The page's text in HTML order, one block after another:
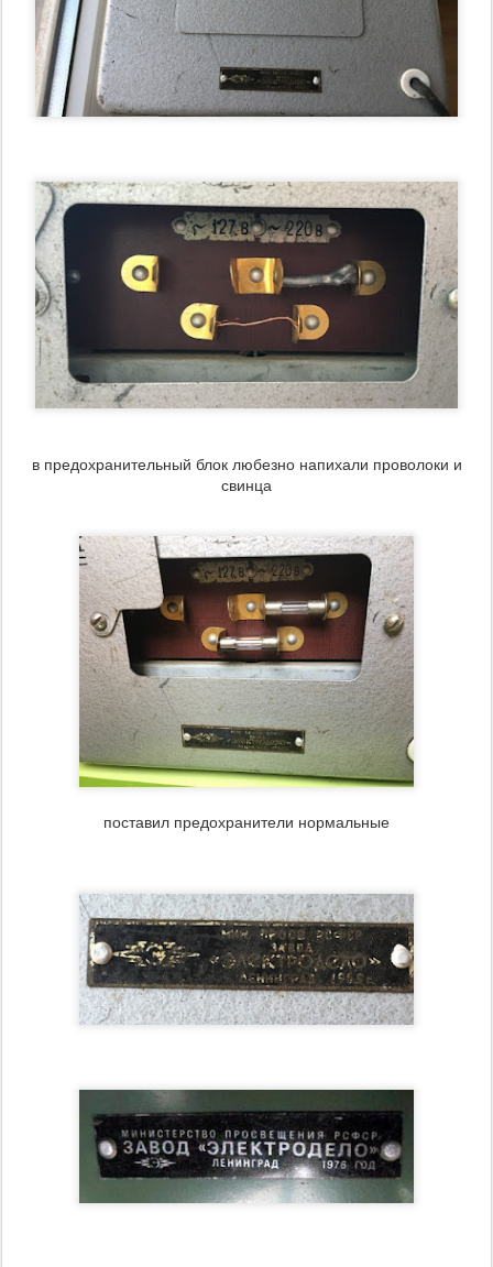
в предохранительный блок любезно напихали проволоки и
свинца
поставил предохранители нормальные